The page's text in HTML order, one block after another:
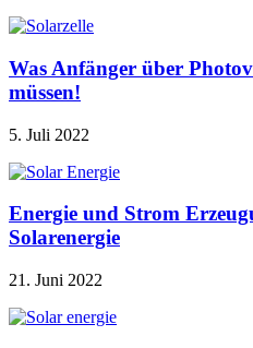
Was Anfänger über
müssen!
5. Juli 2022
Energie und Strom
Solarenergie
21. Juni 2022